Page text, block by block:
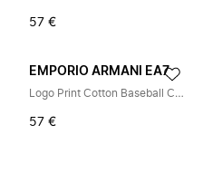
57 €
EMPORIO ARMANI EA7
Logo Print Cotton Baseball Cap
57 €